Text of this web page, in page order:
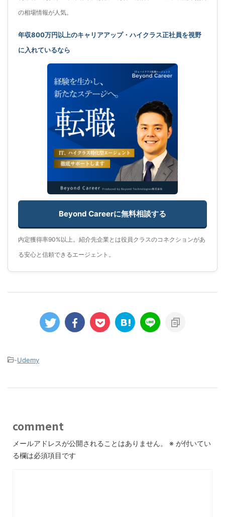
の相場情報が人気。
年収800万円以上のキャリアアップ・ハイクラス正社員を視野
に入れているなら
Beyond Careerに無料相談する
内定獲得率90%以上。紹介先企業とは役員クラスのコネクションがあ
る安心と信頼できるエージェント。
-Udemy
comment
メールアドレスが公開されることはありません。 ※ が付いてい
る欄は必須項目です